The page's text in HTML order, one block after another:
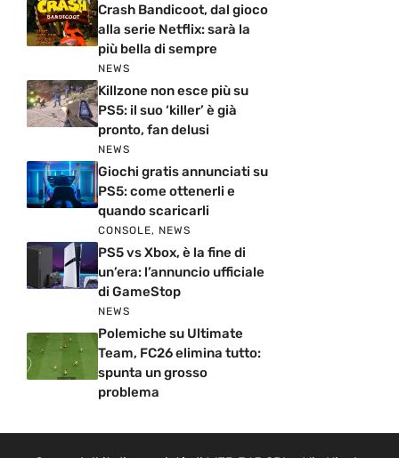
Crash Bandicoot, dal gioco
alla serie Netflix: sarà la
più bella di sempre
NEWS
Killzone non esce più su
PS5: il suo ‘killer’ è già
pronto, fan delusi
NEWS
Giochi gratis annunciati su
PS5: come ottenerli e
quando scaricarli
CONSOLE, NEWS
PS5 vs Xbox, è la fine di
un’era: l’annuncio ufficiale
di GameStop
NEWS
Polemiche su Ultimate
Team, FC26 elimina tutto:
spunta un grosso
problema